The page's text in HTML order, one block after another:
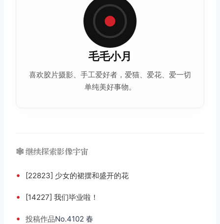
毛毛小月
喜欢胶片摄影、手工爱好者，爱猫、爱花、爱一切
单纯美好事物。
🕸️ 继续探索影像宇宙
• [22823] 少女的裙摆和盛开的花
• [14227] 我们毕业啦！
• 投稿作品No.4102 春